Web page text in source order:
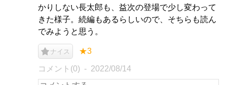
かりしない長太郎も、益次の登場で少し変わって
きた様子。続編もあるらしいので、そちらも読ん
でみようと思う。
ナイス ★3
コメント(0) 2022/08/14